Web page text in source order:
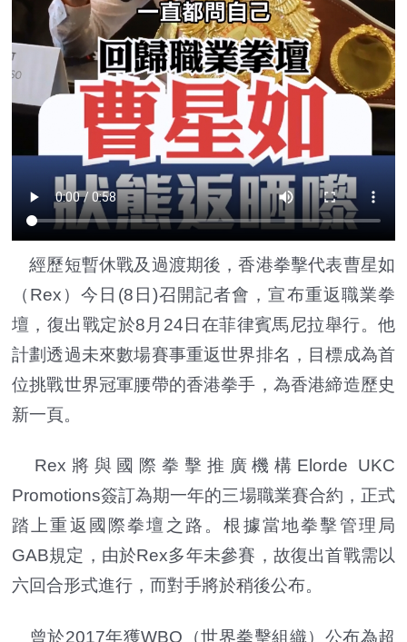
經歷短暫休戰及過渡期後，香港拳擊代表曹星如
（Rex）今日(8日)召開記者會，宣布重返職業拳
壇，復出戰定於8月24日在菲律賓馬尼拉舉行。他
計劃透過未來數場賽事重返世界排名，目標成為首
位挑戰世界冠軍腰帶的香港拳手，為香港締造歷史
新一頁。
Rex將與國際拳擊推廣機構Elorde UKC
Promotions簽訂為期一年的三場職業賽合約，正式
踏上重返國際拳壇之路。根據當地拳擊管理局
GAB規定，由於Rex多年未參賽，故復出首戰需以
六回合形式進行，而對手將於稍後公布。
曾於2017年獲WBO（世界拳擊組織）公布為超